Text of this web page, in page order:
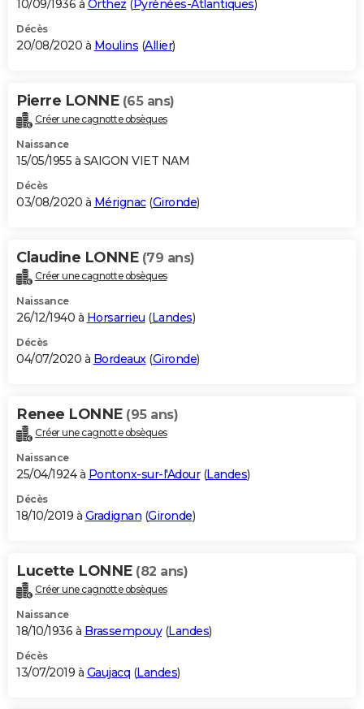
10/09/1936 à Orthez ( Pyrénées-Atlantiques)
Décès
20/08/2020 à Moulins (Allier)
Pierre LONNE (65 ans)
Créer une cagnotte obsèques
Naissance
15/05/1955 à SAIGON VIET NAM
Décès
03/08/2020 à Mérignac(Gironde)
Claudine LONNE (79 ans)
Créer une cagnotte obsèques
Naissance
26/12/1940 à Horsarrieu (Landes)
Décès
04/07/2020 à Bordeaux(Gironde)
Renee LONNE (95 ans)
Créer une cagnotte obsèques
Naissance
25/04/1924 à Pontonx-sur-l'Adour(Landes)
Décès
18/10/2019 à Gradignan (Gironde)
Lucette LONNE (82 ans)
Créer une cagnotte obsèques
Naissance
18/10/1936 à Brassempouy(Landes)
Décès
13/07/2019 à Gaujacq (Landes)